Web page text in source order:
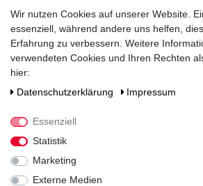
4,9% vol
Verschluss
Kronkorken
Zutaten / Allergene
Wasser, GERSTENmalz, Hopfen,
Sternquell-Brauerei GmbH "Erfrischungs-
Dobenaustraße 83, 08523 Plauen
Wir nutzen Cookies auf unserer Website.
essenziell, während andere uns helfen,
Erfahrung zu verbessern. Weitere
verwendeten Cookies und Ihren Rechten
hier:
Daten­schutz­erklärung
Impressum
Essenziell
Statistik
Marketing
Externe Medien